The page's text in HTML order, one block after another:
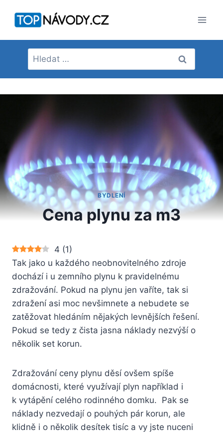
Vyhledávání
BYDLENÍ
Cena plynu za m3
4 (1)
Tak jako u každého neobnovitelného zdroje
dochází i u zemního plynu k pravidelnému
zdražování. Pokud na plynu jen vaříte, tak si
zdražení asi moc nevšimnete a nebudete se
zatěžovat hledáním nějakých levnějších řešení.
Pokud se tedy z čista jasna náklady nezvýší o
několik set korun.
Zdražování ceny plynu děsí ovšem spíše
domácnosti, které využívají plyn například i
k vytápění celého rodinného domku. Pak se
náklady nezvedají o pouhých pár korun, ale
klidně i o několik desítek tisíc a vy jste nuceni